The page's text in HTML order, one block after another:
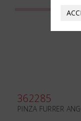
362285
PINZA FURRER